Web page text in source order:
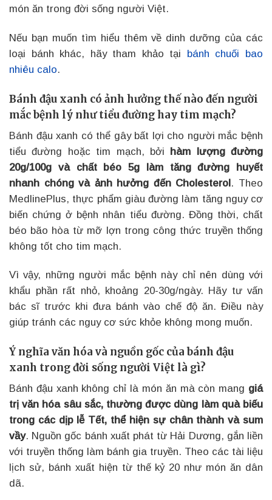
món ăn trong đời sống người Việt.
Nếu bạn muốn tìm hiểu thêm về dinh dưỡng của các
loại bánh khác, hãy tham khảo tại
bánh chuối bao
nhiêu calo.
Bánh đậu xanh có ảnh hưởng thế nào đến người
mắc bệnh lý như tiểu đường hay tim mạch?
Bánh đậu xanh có thể gây bất lợi cho người mắc bệnh
tiểu đường hoặc tim mạch, bởi hàm lượng đường
20g/100g và chất béo 5g làm tăng đường huyết
nhanh chóng và ảnh hưởng đến Cholesterol. Theo
MedlinePlus, thực phẩm giàu đường làm tăng nguy cơ
biến chứng ở bệnh nhân tiểu đường. Đồng thời, chất
béo bão hòa từ mỡ lợn trong công thức truyền thống
không tốt cho tim mạch.
Vì vậy, những người mắc bệnh này chỉ nên dùng với
khẩu phần rất nhỏ, khoảng 20-30g/ngày. Hãy tư vấn
bác sĩ trước khi đưa bánh vào chế độ ăn. Điều này
giúp tránh các nguy cơ sức khỏe không mong muốn.
Ý nghĩa văn hóa và nguồn gốc của bánh đậu
xanh trong đời sống người Việt là gì?
Bánh đậu xanh không chỉ là món ăn mà còn mang giá
trị văn hóa sâu sắc, thường được dùng làm quà biếu
trong các dịp lễ Tết, thể hiện sự chân thành và sum
vầy. Nguồn gốc bánh xuất phát từ Hải Dương, gắn liền
với truyền thống làm bánh gia truyền. Theo các tài liệu
lịch sử, bánh xuất hiện từ thế kỷ 20 như món ăn dân
dã.